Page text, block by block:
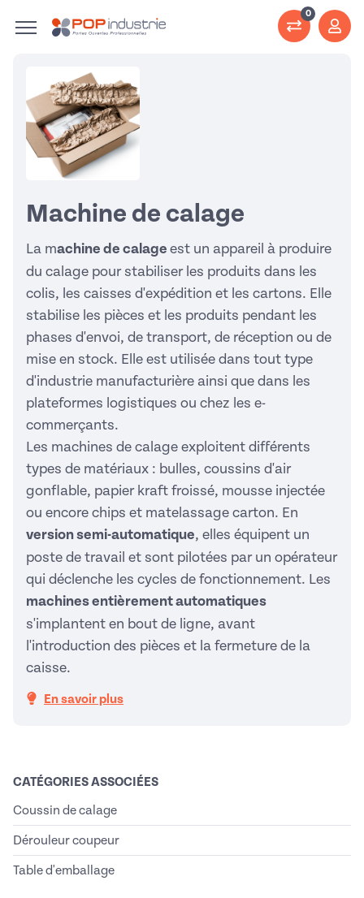
0
Machine de calage
La machine de calage est un appareil à produire
du calage pour stabiliser les produits dans les
colis, les caisses d'expédition et les cartons. Elle
stabilise les pièces et les produits pendant les
phases d'envoi, de transport, de réception ou de
mise en stock. Elle est utilisée dans tout type
d'industrie manufacturière ainsi que dans les
plateformes logistiques ou chez les e-
commerçants.
Les machines de calage exploitent différents
types de matériaux : bulles, coussins d'air
gonflable, papier kraft froissé, mousse injectée
ou encore chips et matelassage carton. En
version semi-automatique, elles équipent un
poste de travail et sont pilotées par un opérateur
qui déclenche les cycles de fonctionnement. Les
machines entièrement automatiques
s'implantent en bout de ligne, avant
l'introduction des pièces et la fermeture de la
caisse.
En savoir plus
CATÉGORIES ASSOCIÉES
Coussin de calage
Dérouleur coupeur
Table d'emballage